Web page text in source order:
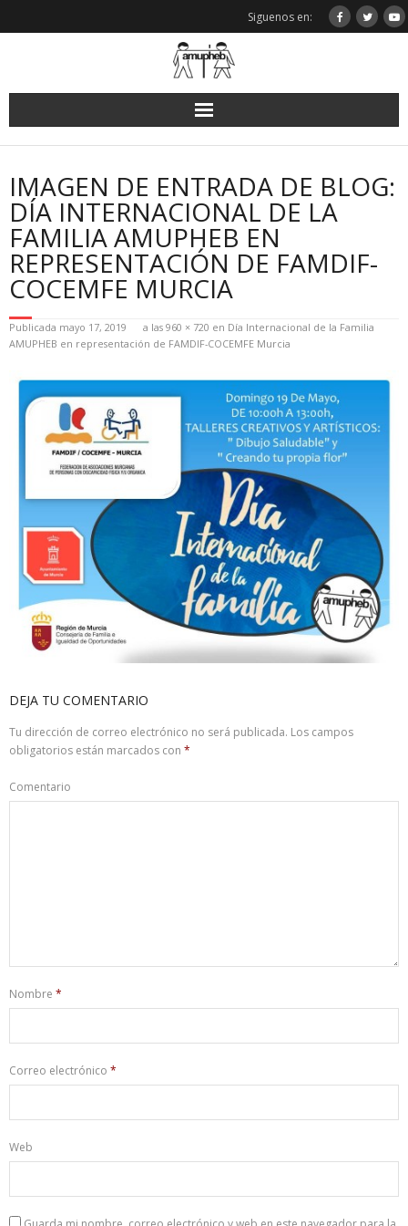
Siguenos en:
IMAGEN DE ENTRADA DE BLOG:
DÍA INTERNACIONAL DE LA
FAMILIA AMUPHEB EN
REPRESENTACIÓN DE FAMDIF-
COCEMFE MURCIA
Publicada mayo 17, 2019 a las 960 × 720 en Día Internacional de la Familia
AMUPHEB en representación de FAMDIF-COCEMFE Murcia
DEJA TU COMENTARIO
Tu dirección de correo electrónico no será publicada. Los campos
obligatorios están marcados con *
Comentario
Nombre *
Correo electrónico *
Web